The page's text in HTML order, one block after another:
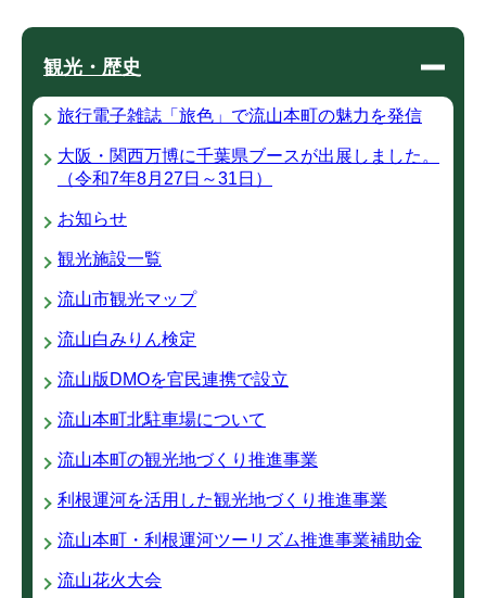
観光・歴史
旅行電子雑誌「旅色」で流山本町の魅力を発信
大阪・関西万博に千葉県ブースが出展しました。
（令和7年8月27日～31日）
お知らせ
観光施設一覧
流山市観光マップ
流山白みりん検定
流山版DMOを官民連携で設立
流山本町北駐車場について
流山本町の観光地づくり推進事業
利根運河を活用した観光地づくり推進事業
流山本町・利根運河ツーリズム推進事業補助金
流山花火大会